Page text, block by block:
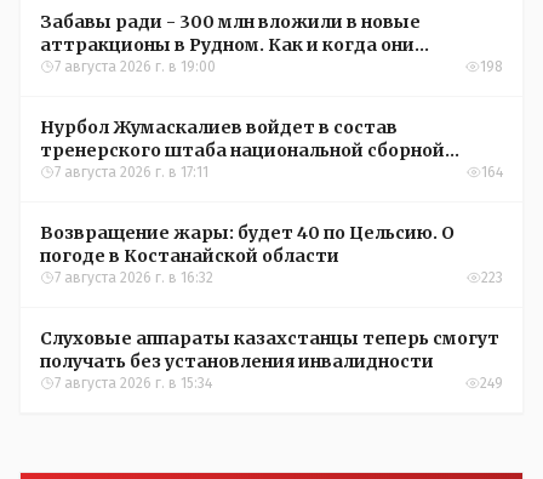
Забавы ради - 300 млн вложили в новые
аттракционы в Рудном. Как и когда они
окупятся?
7 августа 2026 г. в 19:00 198
Нурбол Жумаскалиев войдет в состав
тренерского штаба национальной сборной
Казахстана по футболу
7 августа 2026 г. в 17:11 164
Возвращение жары: будет 40 по Цельсию. О
погоде в Костанайской области
7 августа 2026 г. в 16:32 223
Слуховые аппараты казахстанцы теперь смогут
получать без установления инвалидности
7 августа 2026 г. в 15:34 249